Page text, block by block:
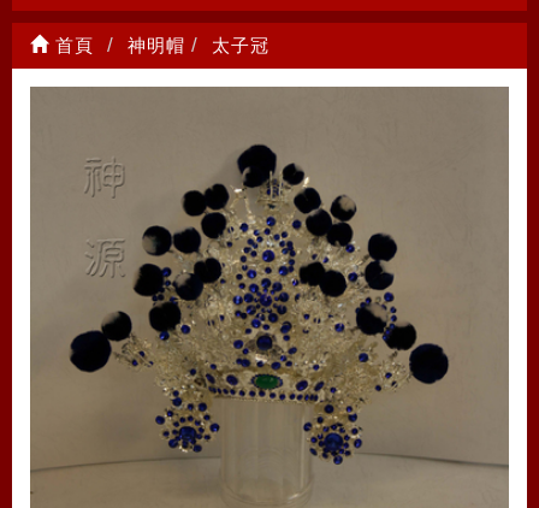
首頁 神明帽 太子冠